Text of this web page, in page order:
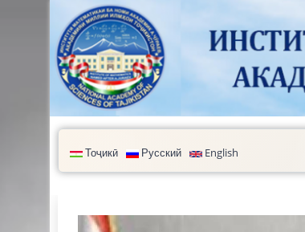
Перейти к основному содержанию
Тоҷикӣ Русский English